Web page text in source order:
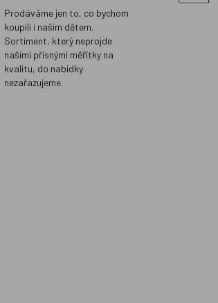
Prodáváme jen to, co bychom
koupili i našim dětem.
Sortiment, který neprojde
našimi přísnými měřítky na
kvalitu, do nabídky
nezařazujeme.